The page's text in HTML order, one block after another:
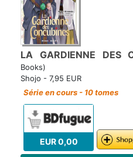
LA GARDIENNE DES
Books)
Shojo - 7,95 EUR
Série en cours - 10 tomes
EUR 0,00